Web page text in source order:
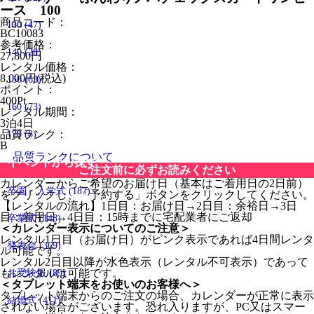
130 (47)
140(28)
150(63)
160 (73)
170(8)
イベントから探す
卒園・入学式 (187)
卒業式(148)
発表会(369)
お受験服(89)
結婚式(411)
ース 100
商品コード：
BC10083
参考価格：
27,800円
レンタル価格：
8,000円(税込)
ポイント：
400Pt
レンタル期間：
3泊4日
品質ランク：
B
品質ランクについて
ご注文前に必ずお読みください
カレンダーからご希望のお届け日（基本はご着用日の2日前）
をクリックし、「予約する」ボタンをクリックしてください。
【レンタルの流れ】1日目：お届け日→2日目：余裕日→3日
目：着用日→4日目：15時までに宅配業者にご返却
＜カレンダー表示についてのご注意＞
レンタル1日目（お届け日）がピンク表示であれば4日間レンタ
ル可能です。
レンタル2日目以降が水色表示（レンタル不可表示）であって
もレンタルは可能です。
＜タブレット端末をお使いのお客様へ＞
タブレット端末からのご注文の場合、カレンダーが正常に表示
されない場合がございます。恐れ入りますが、PC又はスマー